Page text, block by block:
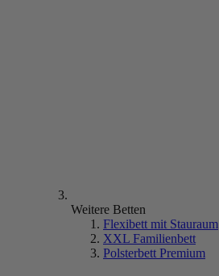
Weitere Betten
Flexibett mit Stauraum
XXL Familienbett
Polsterbett Premium